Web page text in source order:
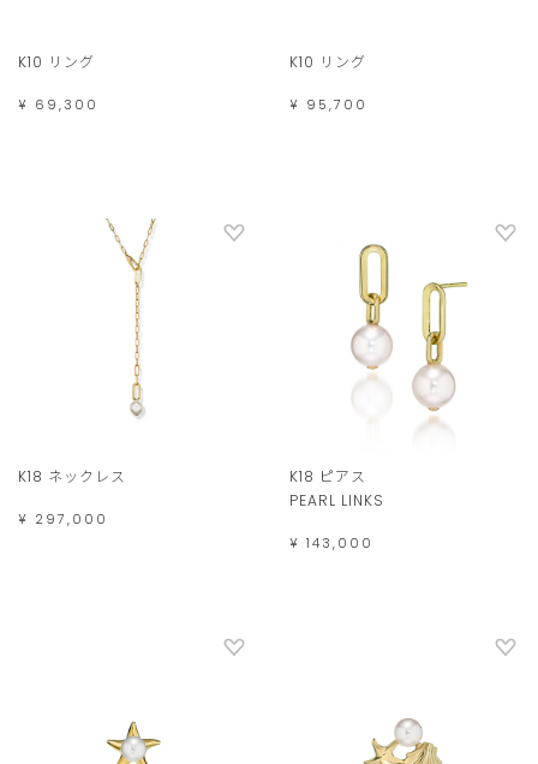
K10 リング
¥ 69,300
K10 リング
¥ 95,700
K18 ネックレス
¥ 297,000
K18 ピアス
PEARL LINKS
¥ 143,000